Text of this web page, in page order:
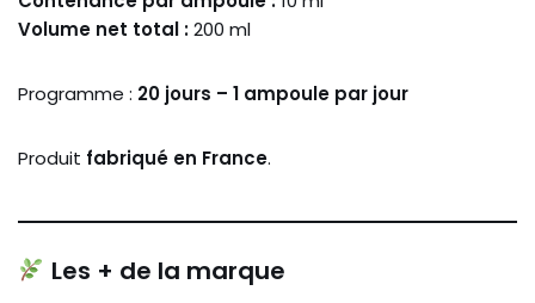
Volume net total :200 ml
Programme : 20 jours – 1 ampoule par jour
Produit fabriqué en France.
Les + de la marque